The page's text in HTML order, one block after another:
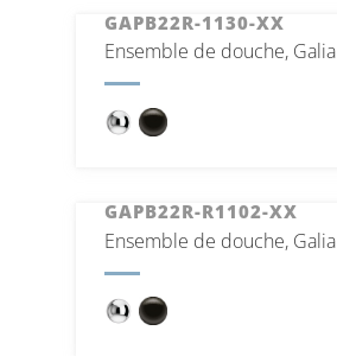
GAPB22R-1130-XX
Ensemble de douche, Galia
GAPB22R-R1102-XX
Ensemble de douche, Galia